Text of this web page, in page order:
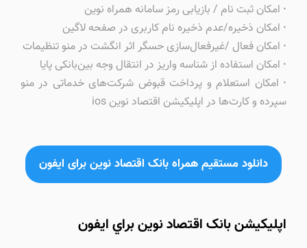
· امکان ثبت نام / بازیابی رمز سامانه همراه نوین
· امکان ذخیره/عدم ذخیره نام کاربری در صفحه لاگین
· امکان فعال /غیر‌فعال‌سازی حسگر اثر‌ انگشت در منو تنظیمات
· امکان استفاده از شناسه واریز در انتقال وجه بین‌بانکی پایا
· ‏‏امکان استعلام و پرداخت قبوض شرکت‌های خدماتی در منو
سپرده و کارت‌ها در اپلیکیشن اقتصاد نوین ios
دانلود مستقیم همراه بانک اقتصاد نوین برای ایفون
اپلیکیشن بانک اقتصاد نوین براي ايفون